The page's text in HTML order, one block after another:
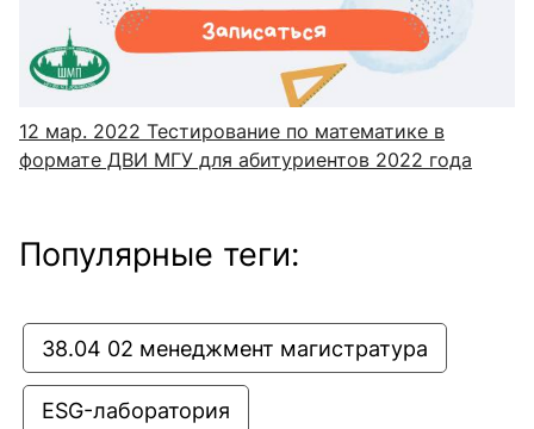
12 мар. 2022 Тестирование по математике в
формате ДВИ МГУ для абитуриентов 2022 года
Популярные теги:
38.04 02 менеджмент магистратура
ESG-лаборатория